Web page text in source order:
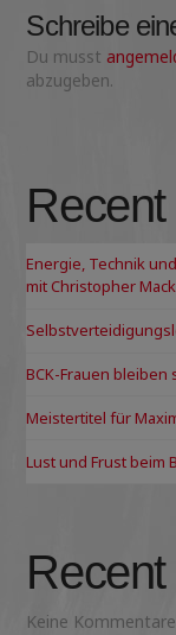
Schreibe
Du musst
abzugeben.
Energie, Technik
mit Christopher Mack
BCK-Frauen bleiben
Meistertitel für
Lust und Frust beim
Keine